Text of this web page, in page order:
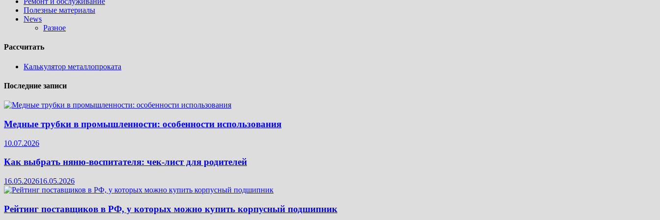
Полезные материалы
News
Разное
Рассчитать
Калькулятор металлопроката
Последние записи
Медные трубки в промышленности: особенности использования
10.07.2026
Как выбрать няню-воспитателя: чек‑лист для родителей
16.05.202616.05.2026
Рейтинг поставщиков в РФ, у которых можно купить корпусный подшипник